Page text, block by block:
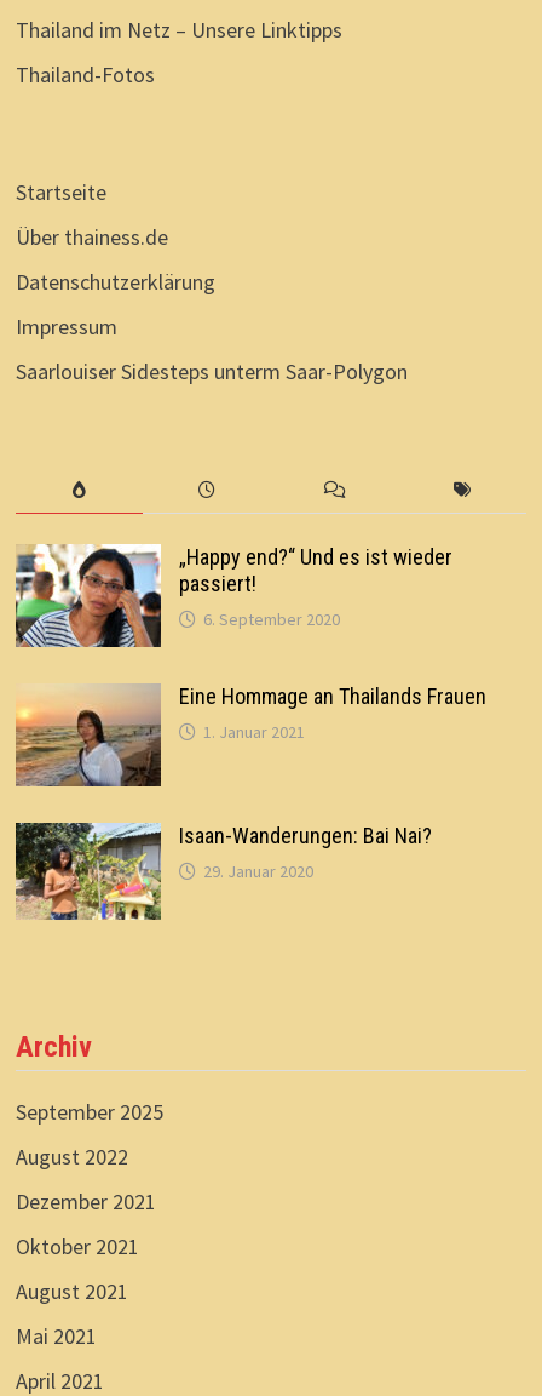
Thailand im Netz – Unsere Linktipps
Thailand-Fotos
Startseite
Über thainess.de
Datenschutzerklärung
Impressum
Saarlouiser Sidesteps unterm Saar-Polygon
„Happy end?“ Und es ist wieder
passiert!
6. September 2020
Eine Hommage an Thailands Frauen
1. Januar 2021
Isaan-Wanderungen: Bai Nai?
29. Januar 2020
Archiv
September 2025
August 2022
Dezember 2021
Oktober 2021
August 2021
Mai 2021
April 2021